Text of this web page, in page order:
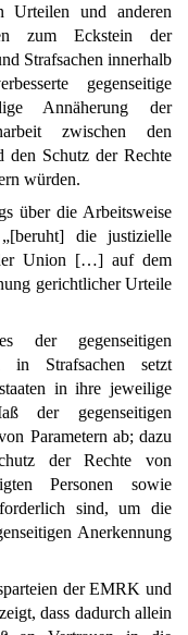
Urteilen und anderen
zum Eckstein der
Strafsachen innerhalb
gegenseitige
Annäherung der
zwischen den
den Schutz der Rechte
würden.
über die Arbeitsweise
die justizielle
Union […] auf dem
gerichtlicher Urteile
der gegenseitigen
in Strafsachen setzt
in ihre jeweilige
der gegenseitigen
Parametern ab; dazu
der Rechte von
Personen sowie
sind, um die
Anerkennung
der EMRK und
dass dadurch allein